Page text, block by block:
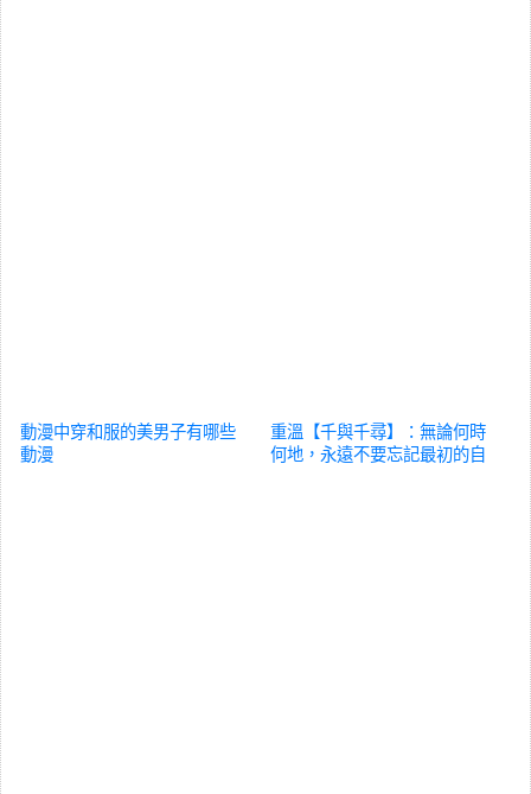
動漫中穿和服的美男子有哪些
動漫
重溫【千與千尋】：無論何時
何地，永遠不要忘記最初的自